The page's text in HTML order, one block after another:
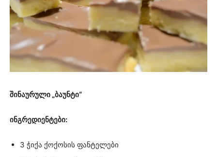
შინაურული „ბაუნტი“
ინგრედიენტები:
3 ჭიქა ქოქოსის ფანტელები